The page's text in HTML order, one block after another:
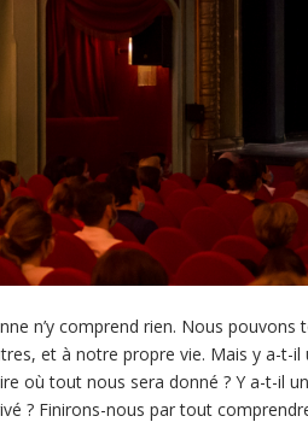
n’y comprend rien. Nous pouvons
et à notre propre vie. Mais y a-t-
où tout nous sera donné ? Y a-t-il
? Finirons-nous par tout